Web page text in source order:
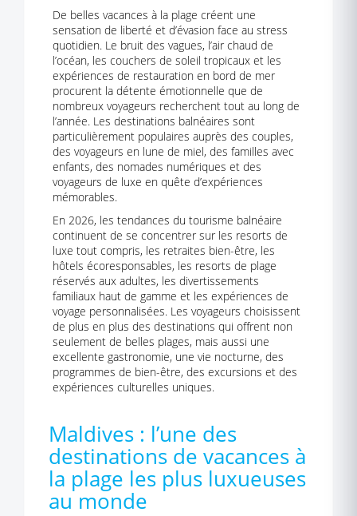
De belles vacances à la plage créent une
sensation de liberté et d’évasion face au stress
quotidien. Le bruit des vagues, l’air chaud de
l’océan, les couchers de soleil tropicaux et les
expériences de restauration en bord de mer
procurent la détente émotionnelle que de
nombreux voyageurs recherchent tout au long de
l’année. Les destinations balnéaires sont
particulièrement populaires auprès des couples,
des voyageurs en lune de miel, des familles avec
enfants, des nomades numériques et des
voyageurs de luxe en quête d’expériences
mémorables.
En 2026, les tendances du tourisme balnéaire
continuent de se concentrer sur les resorts de
luxe tout compris, les retraites bien-être, les
hôtels écoresponsables, les resorts de plage
réservés aux adultes, les divertissements
familiaux haut de gamme et les expériences de
voyage personnalisées. Les voyageurs choisissent
de plus en plus des destinations qui offrent non
seulement de belles plages, mais aussi une
excellente gastronomie, une vie nocturne, des
programmes de bien-être, des excursions et des
expériences culturelles uniques.
Maldives : l’une des
destinations de vacances à
la plage les plus luxueuses
au monde